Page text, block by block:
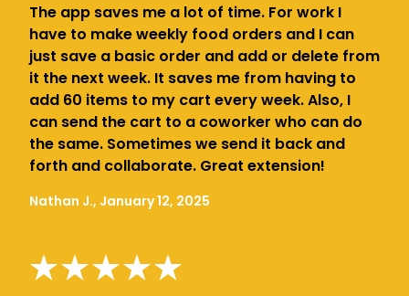
The app saves me a lot of time. For work I
have to make weekly food orders and I can
just save a basic order and add or delete from
it the next week. It saves me from having to
add 60 items to my cart every week. Also, I
can send the cart to a coworker who can do
the same. Sometimes we send it back and
forth and collaborate. Great extension!
Nathan J., January 12, 2025